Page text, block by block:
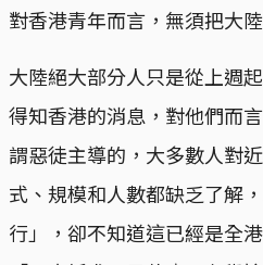
對香港青年而言，無須把大
大陸絕大部分人只是從上週
得知香港的消息，對他們而
謂惡徒主導的，大多數人對
式、規模和人數都缺乏了解
行」，卻不知道這已經是全